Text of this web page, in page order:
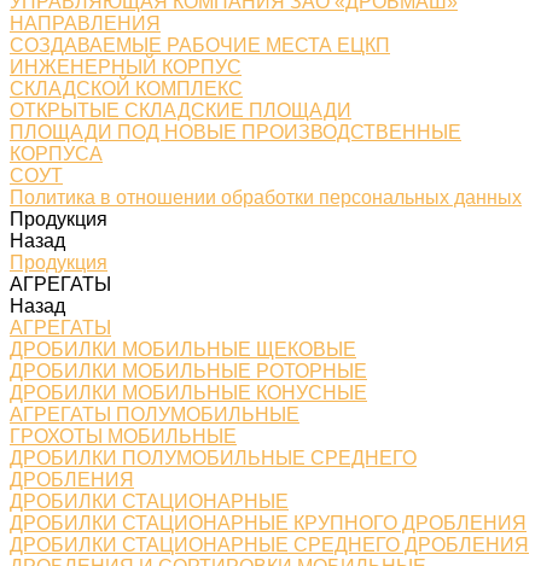
НАПРАВЛЕНИЯ
СОЗДАВАЕМЫЕ РАБОЧИЕ МЕСТА ЕЦКП
ИНЖЕНЕРНЫЙ КОРПУС
СКЛАДСКОЙ КОМПЛЕКС
ОТКРЫТЫЕ СКЛАДСКИЕ ПЛОЩАДИ
ПЛОЩАДИ ПОД НОВЫЕ ПРОИЗВОДСТВЕННЫЕ
КОРПУСА
СОУТ
Политика в отношении обработки персональных данных
Продукция
Назад
Продукция
АГРЕГАТЫ
Назад
АГРЕГАТЫ
ДРОБИЛКИ МОБИЛЬНЫЕ ЩЕКОВЫЕ
ДРОБИЛКИ МОБИЛЬНЫЕ РОТОРНЫЕ
ДРОБИЛКИ МОБИЛЬНЫЕ КОНУСНЫЕ
АГРЕГАТЫ ПОЛУМОБИЛЬНЫЕ
ГРОХОТЫ МОБИЛЬНЫЕ
ДРОБИЛКИ ПОЛУМОБИЛЬНЫЕ СРЕДНЕГО
ДРОБЛЕНИЯ
ДРОБИЛКИ СТАЦИОНАРНЫЕ
ДРОБИЛКИ СТАЦИОНАРНЫЕ КРУПНОГО ДРОБЛЕНИЯ
ДРОБИЛКИ СТАЦИОНАРНЫЕ СРЕДНЕГО ДРОБЛЕНИЯ